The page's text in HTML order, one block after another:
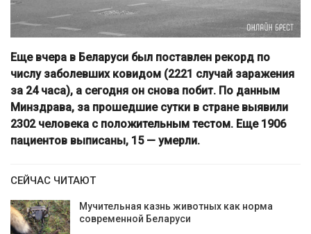
Еще вчера в Беларуси был поставлен рекорд по
числу заболевших ковидом (2221 случай заражения
за 24 часа), а сегодня он снова побит. По данным
Минздрава, за прошедшие сутки в стране выявили
2302 человека с положительным тестом. Еще 1906
пациентов выписаны, 15 — умерли.
СЕЙЧАС ЧИТАЮТ
Мучительная казнь животных как норма
современной Беларуси